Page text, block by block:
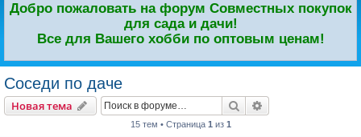
Добро пожаловать на форум Совместных покупок
для сада и дачи!
Все для Вашего хобби по оптовым ценам!
Соседи по даче
Новая тема
Новаятема Поиск
15 тем • Страница 1 из 1